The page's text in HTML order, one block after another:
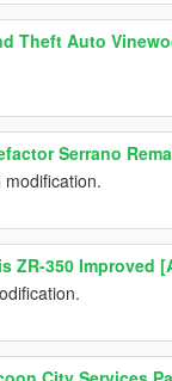
Theft Auto
Serrano
ZR-350 Improved